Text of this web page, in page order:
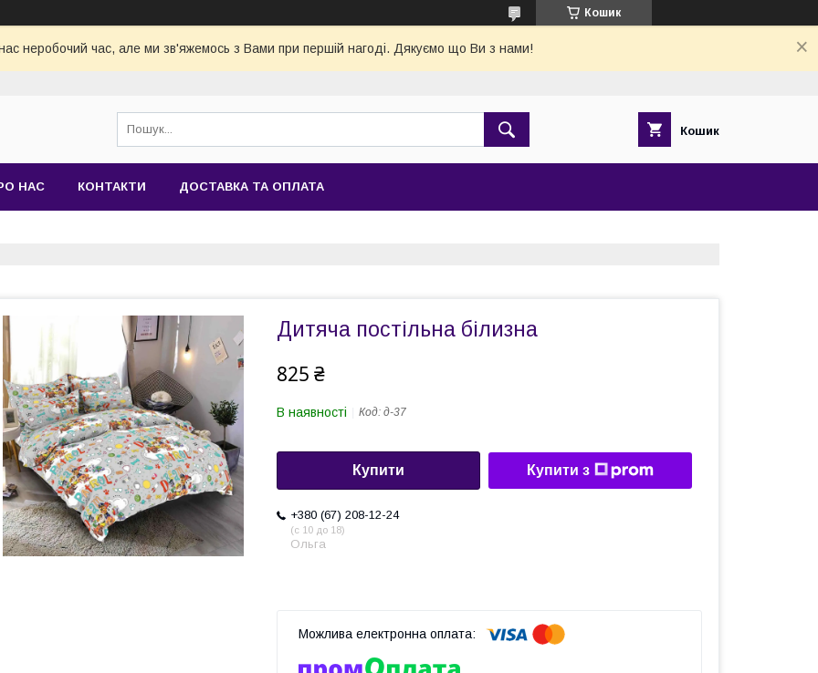
Кошик
неробочий час, але ми зв'яжемось з Вами при першій нагоді. Дякуємо що Ви з нами!
Кошик
НАС КОНТАКТИ ДОСТАВКА ТА ОПЛАТА
Дитяча постільна білизна
825 ₴
В наявності Код: д-37
Купити Купити з
+380 (67) 208-12-24
c 10 до 18
Ольга